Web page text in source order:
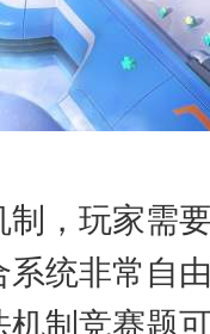
，玩家需
统非常自
制竞赛题